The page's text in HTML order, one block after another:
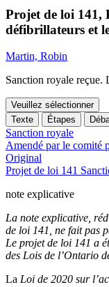
Projet de loi 141,
défibrillateurs et
Martin, Robin
Sanction royale reçue.
Veuillez sélectionner
Texte
Étapes
Sanction royale
Amendé par le comité
Original
Projet de loi 141
note explicative
La note explicative,
de loi 141, ne fait pas
Le projet de loi 141 a
des Lois de l’Ontario
La Loi de 2020 sur